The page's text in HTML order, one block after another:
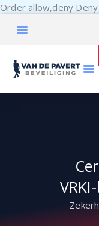
Order allow,deny